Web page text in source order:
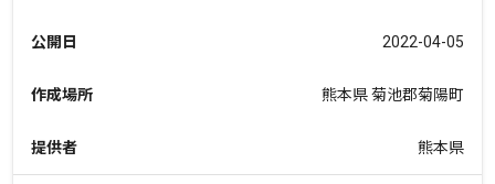
公開日 2022-04-05
作成場所 熊本県 菊池郡菊陽町
提供者 熊本県